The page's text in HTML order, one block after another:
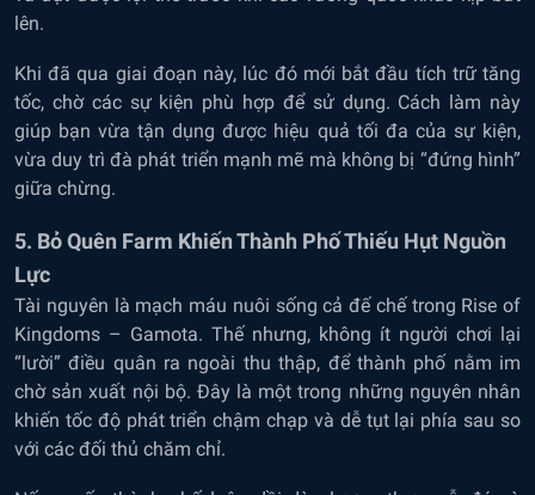
lên.
Khi đã qua giai đoạn này, lúc đó mới bắt đầu tích trữ tăng
tốc, chờ các sự kiện phù hợp để sử dụng. Cách làm này
giúp bạn vừa tận dụng được hiệu quả tối đa của sự kiện,
vừa duy trì đà phát triển mạnh mẽ mà không bị “đứng hình”
giữa chừng.
5. Bỏ Quên Farm Khiến Thành Phố Thiếu Hụt Nguồn
Lực
Tài nguyên là mạch máu nuôi sống cả đế chế trong Rise of
Kingdoms – Gamota. Thế nhưng, không ít người chơi lại
“lười” điều quân ra ngoài thu thập, để thành phố nằm im
chờ sản xuất nội bộ. Đây là một trong những nguyên nhân
khiến tốc độ phát triển chậm chạp và dễ tụt lại phía sau so
với các đối thủ chăm chỉ.